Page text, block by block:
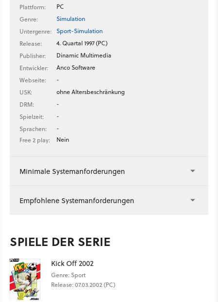
Plattform:
PC
Genre:
Simulation
Untergenre:
Sport-Simulation
Release:
4. Quartal 1997 (PC)
Publisher:
Dinamic Multimedia
Entwickler:
Anco Software
Webseite:
-
USK:
ohne Altersbeschränkung
DRM:
-
Spielzeit:
-
Sprachen:
-
Free 2 play:
Nein
Minimale Systemanforderungen
Empfohlene Systemanforderungen
SPIELE DER SERIE
Kick Off 2002
Genre: Sport
Release: 07.03.2002 (PC)